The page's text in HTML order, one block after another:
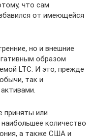
что сам
от имеющейся
но и внешние
образом
LTC. И это, прежде
так и
приняты или
количество
а также США и